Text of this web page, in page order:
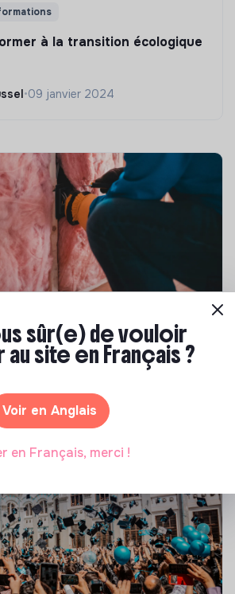
à la transition écologique
•09 janvier 2024
en rénovation
bâtiments
21 janvier 2025
sûr(e) de vouloir
site en Français ?
Voir en Anglais
en Français, merci !